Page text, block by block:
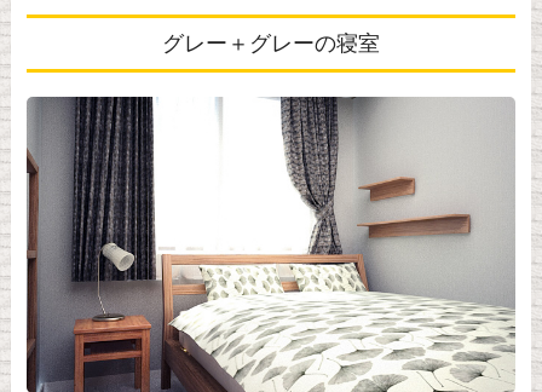
グレー＋グレーの寝室